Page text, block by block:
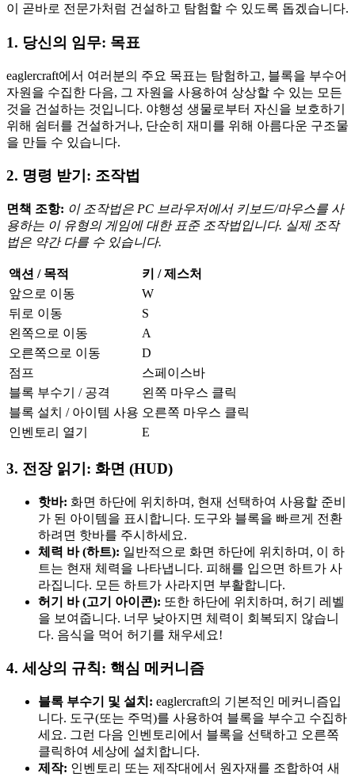
이 곧바로 전문가처럼 건설하고 탐험할 수 있도록 돕겠습니다.
1. 당신의 임무: 목표
eaglercraft에서 여러분의 주요 목표는 탐험하고, 블록을 부수어
자원을 수집한 다음, 그 자원을 사용하여 상상할 수 있는 모든
것을 건설하는 것입니다. 야행성 생물로부터 자신을 보호하기
위해 쉼터를 건설하거나, 단순히 재미를 위해 아름다운 구조물
을 만들 수 있습니다.
2. 명령 받기: 조작법
면책 조항: 이 조작법은 PC 브라우저에서 키보드/마우스를 사
용하는 이 유형의 게임에 대한 표준 조작법입니다. 실제 조작
법은 약간 다를 수 있습니다.
액션 / 목적
키 / 제스처
앞으로 이동
W
뒤로 이동
S
왼쪽으로 이동
A
오른쪽으로 이동
D
점프
스페이스바
블록 부수기 / 공격
왼쪽 마우스 클릭
블록 설치 / 아이템 사용 오른쪽 마우스 클릭
인벤토리 열기
E
3. 전장 읽기: 화면 (HUD)
핫바: 화면 하단에 위치하며, 현재 선택하여 사용할 준비
가 된 아이템을 표시합니다. 도구와 블록을 빠르게 전환
하려면 핫바를 주시하세요.
체력 바 (하트): 일반적으로 화면 하단에 위치하며, 이 하
트는 현재 체력을 나타냅니다. 피해를 입으면 하트가 사
라집니다. 모든 하트가 사라지면 부활합니다.
허기 바 (고기 아이콘): 또한 하단에 위치하며, 허기 레벨
을 보여줍니다. 너무 낮아지면 체력이 회복되지 않습니
다. 음식을 먹어 허기를 채우세요!
4. 세상의 규칙: 핵심 메커니즘
블록 부수기 및 설치: eaglercraft의 기본적인 메커니즘입
니다. 도구(또는 주먹)를 사용하여 블록을 부수고 수집하
세요. 그런 다음 인벤토리에서 블록을 선택하고 오른쪽
클릭하여 세상에 설치합니다.
제작: 인벤토리 또는 제작대에서 원자재를 조합하여 새